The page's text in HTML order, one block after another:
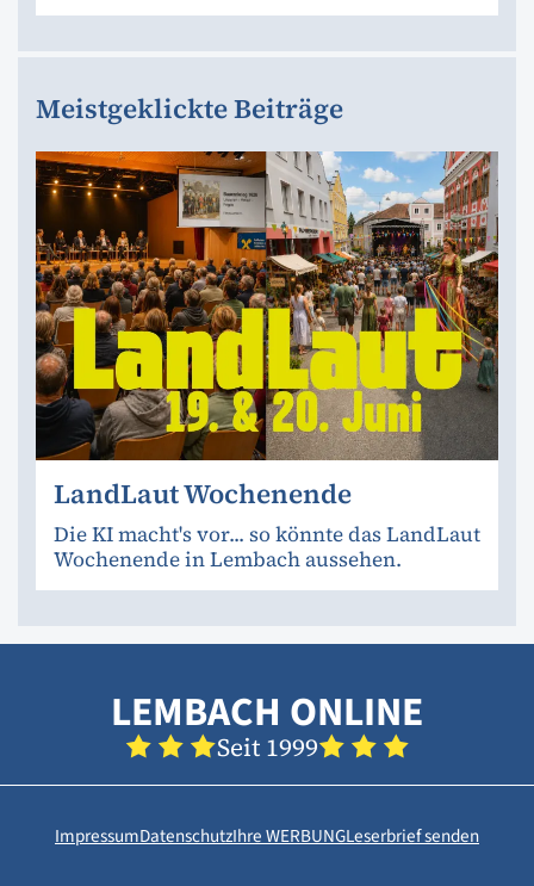
Meistgeklickte Beiträge
LandLaut Wochenende
Die KI macht's vor... so könnte das LandLaut
Wochenende in Lembach aussehen.
LEMBACH ONLINE
Seit 1999
ImpressumDatenschutzIhre WERBUNGLeserbrief senden